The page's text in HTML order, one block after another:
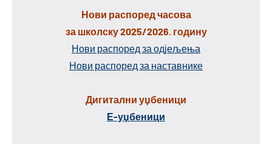
Нови распоред часова
за школску 2025/2026. годину
Нови распоред за одјељења
Нови распоред за наставнике
Дигитални уџбеници
Е-уџбеници